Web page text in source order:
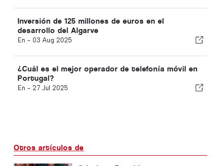
Inversión de 125 millones de euros en el
desarrollo del Algarve
En - 03 Aug 2025
¿Cuál es el mejor operador de telefonía móvil en
Portugal?
En - 27 Jul 2025
Otros artículos de